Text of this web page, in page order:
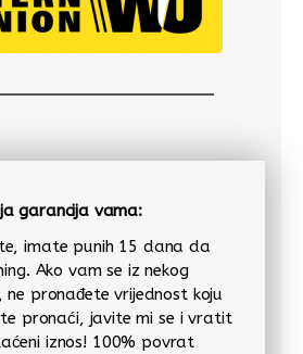
garancija vama:
imate punih 15 dana da
Ako vam se iz nekog
pronađete vrijednost koju
pronaći, javite mi se i vratit
iznos! 100% povrat